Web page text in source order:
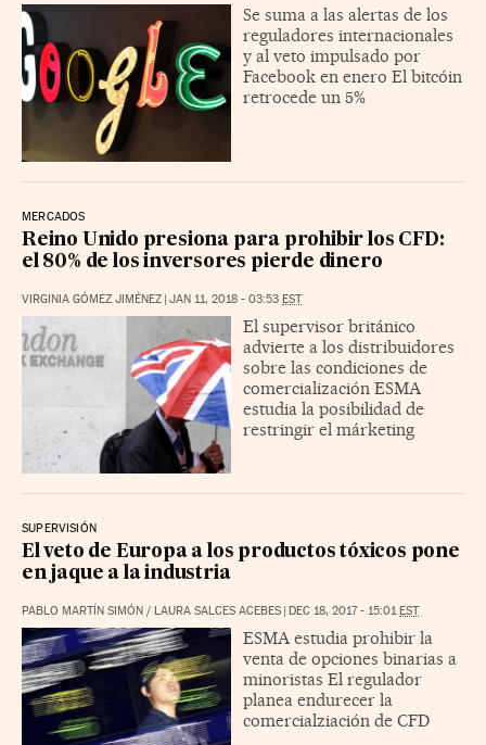
Se suma a las alertas de los
reguladores internacionales
y al veto impulsado por
Facebook en enero El bitcóin
retrocede un 5%
MERCADOS
Reino Unido presiona para prohibir los CFD:
el 80% de los inversores pierde dinero
VIRGINIA GÓMEZ JIMÉNEZ | JAN 11, 2018 - 03:53 EST
El supervisor británico
advierte a los distribuidores
sobre las condiciones de
comercialización ESMA
estudia la posibilidad de
restringir el márketing
SUPERVISIÓN
El veto de Europa a los productos tóxicos pone
en jaque a la industria
PABLO MARTÍN SIMÓN / LAURA SALCES ACEBES | DEC 18, 2017 - 15:01EST
ESMA estudia prohibir la
venta de opciones binarias a
minoristas El regulador
planea endurecer la
comercialziación de CFD